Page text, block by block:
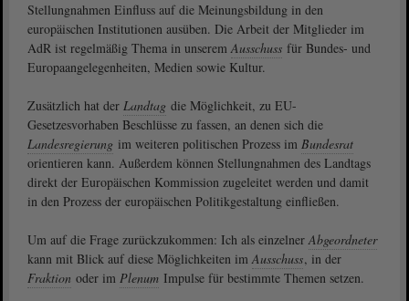
Stellungnahmen Einfluss auf die Meinungsbildung in den
europäischen Institutionen ausüben. Die Arbeit der Mitglieder im
AdR ist regelmäßig Thema in unseremAusschuss für Bundes- und
Europaangelegenheiten, Medien sowie Kultur.
Zusätzlich hat der Landtag die Möglichkeit, zu EU-
Gesetzesvorhaben Beschlüsse zu fassen, an denen sich die
Landesregierung im weiteren politischen Prozess im Bundesrat
orientieren kann. Außerdem können Stellungnahmen des Landtags
direkt der Europäischen Kommission zugeleitet werden und damit
in den Prozess der europäischen Politikgestaltung einfließen.
Um auf die Frage zurückzukommen: Ich als einzelnerAbgeordneter
kann mit Blick auf diese Möglichkeiten imAusschuss, in der
Fraktion oder im Plenum Impulse für bestimmte Themen setzen.